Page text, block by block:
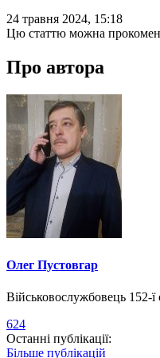
24 травня 2024, 15:18
Цю статтю можна
Про автора
Олег Пустовгар
Військовослужбовець 152-
624
Останні публікації:
Більше публікацій